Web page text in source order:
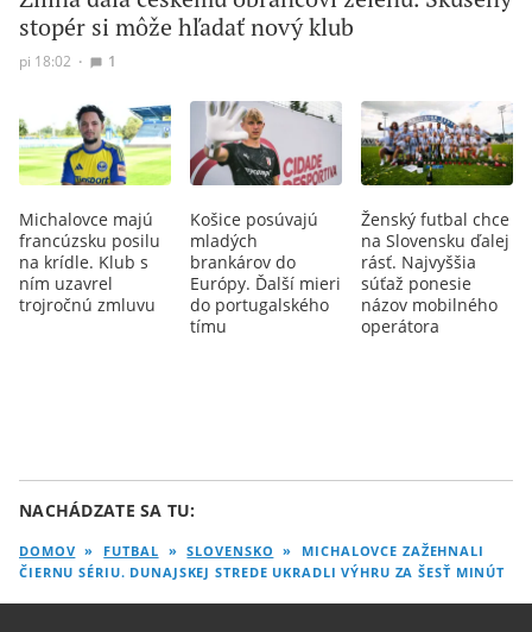
stopér si môže hľadať nový klub
pi 18:02 ∙ 1
Michalovce majú
francúzsku posilu
na krídle. Klub s
ním uzavrel
trojročnú zmluvu
Košice posúvajú
mladých
brankárov do
Európy. Ďalší mieri
do portugalského
tímu
Ženský futbal chce
na Slovensku ďalej
rásť. Najvyššia
súťaž ponesie
názov mobilného
operátora
NACHÁDZATE SA TU:
DOMOV » FUTBAL » SLOVENSKO »
MICHALOVCE ZAŽEHNALI
ČIERNU SÉRIU. DUNAJSKEJ STREDE UKRADLI VÝHRU ZA ŠESŤ MINÚT